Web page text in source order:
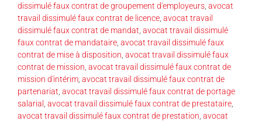
dissimulé faux contrat de groupement d'employeurs avocat
travail dissimulé faux contrat de licence avocat travail
dissimulé faux contrat de mandat avocat travail dissimulé
faux contrat de mandataire avocat travail dissimulé faux
contrat de mise à disposition avocat travail dissimulé faux
contrat de mission avocat travail dissimulé faux contrat de
mission d'intérim avocat travail dissimulé faux contrat de
partenariat avocat travail dissimulé faux contrat de portage
salarial avocat travail dissimulé faux contrat de prestataire
avocat travail dissimulé faux contrat de prestation avocat